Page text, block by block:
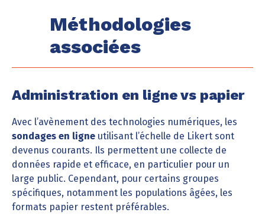
Méthodologies
associées
Administration en ligne vs papier
Avec l’avènement des technologies numériques, les
sondages en ligne utilisant l’échelle de Likert sont
devenus courants. Ils permettent une collecte de
données rapide et efficace, en particulier pour un
large public. Cependant, pour certains groupes
spécifiques, notamment les populations âgées, les
formats papier restent préférables.